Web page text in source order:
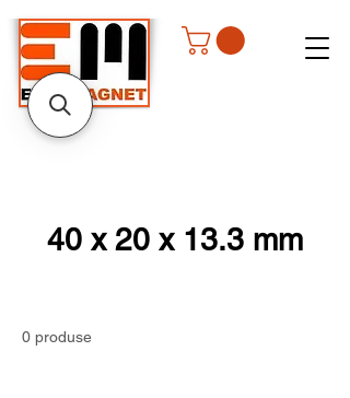
40 x 20 x 13.3 mm
0 produse